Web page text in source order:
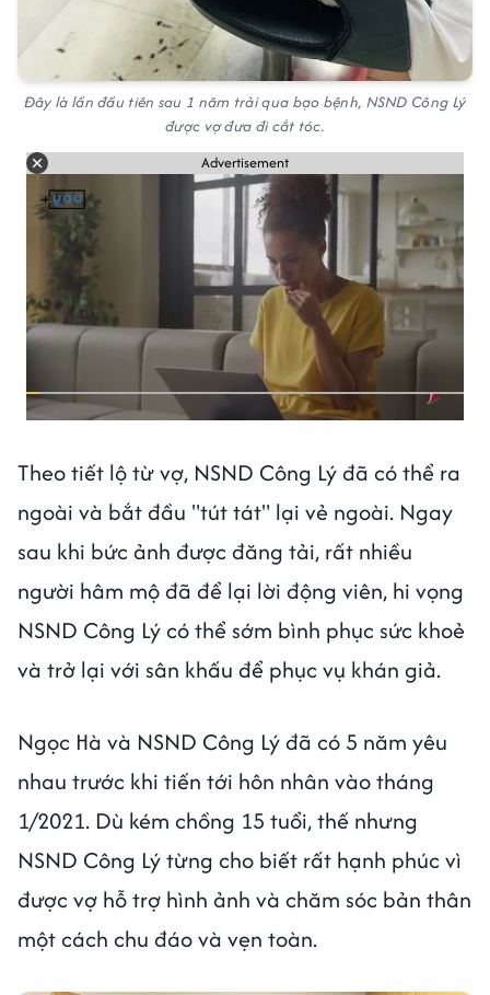
Đây là lần đầu tiên sau 1 năm trải qua bạo bệnh, NSND Công Lý
được vợ đưa đi cắt tóc.
Advertisement
Theo tiết lộ từ vợ, NSND Công Lý đã có thể ra
ngoài và bắt đầu "tút tát" lại vẻ ngoài. Ngay
sau khi bức ảnh được đăng tải, rất nhiều
người hâm mộ đã để lại lời động viên, hi vọng
NSND Công Lý có thể sớm bình phục sức khoẻ
và trở lại với sân khấu để phục vụ khán giả.
Ngọc Hà và NSND Công Lý đã có 5 năm yêu
nhau trước khi tiến tới hôn nhân vào tháng
1/2021. Dù kém chồng 15 tuổi, thế nhưng
NSND Công Lý từng cho biết rất hạnh phúc vì
được vợ hỗ trợ hình ảnh và chăm sóc bản thân
một cách chu đáo và vẹn toàn.